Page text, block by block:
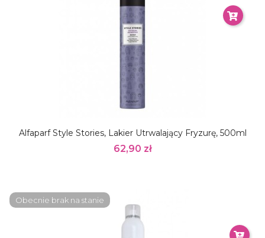
Alfaparf Style Stories, Lakier Utrwalający Fryzurę, 500ml
62,90 zł
Obecnie brak na stanie